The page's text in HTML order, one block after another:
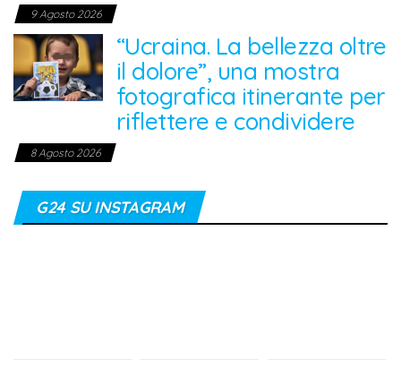
9 Agosto 2026
“Ucraina. La bellezza oltre
il dolore”, una mostra
fotografica itinerante per
riflettere e condividere
8 Agosto 2026
G24 SU INSTAGRAM